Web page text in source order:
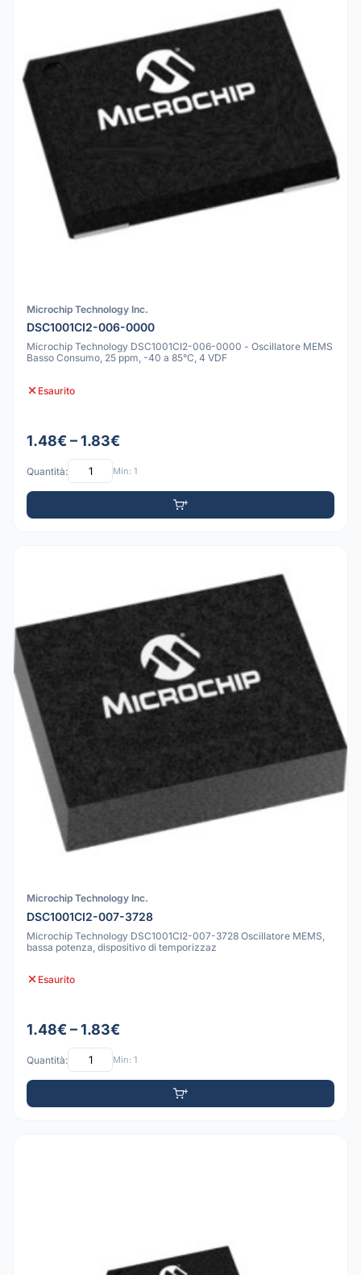
Microchip Technology Inc.
DSC1001CI2-006-0000
Microchip Technology DSC1001CI2-006-0000 - Oscillatore MEMS
Basso Consumo, 25 ppm, -40 a 85°C, 4 VDF
Esaurito
1.48€ – 1.83€
Quantità: Min: 1
Microchip Technology Inc.
DSC1001CI2-007-3728
Microchip Technology DSC1001CI2-007-3728 Oscillatore MEMS,
bassa potenza, dispositivo di temporizzaz
Esaurito
1.48€ – 1.83€
Quantità: Min: 1